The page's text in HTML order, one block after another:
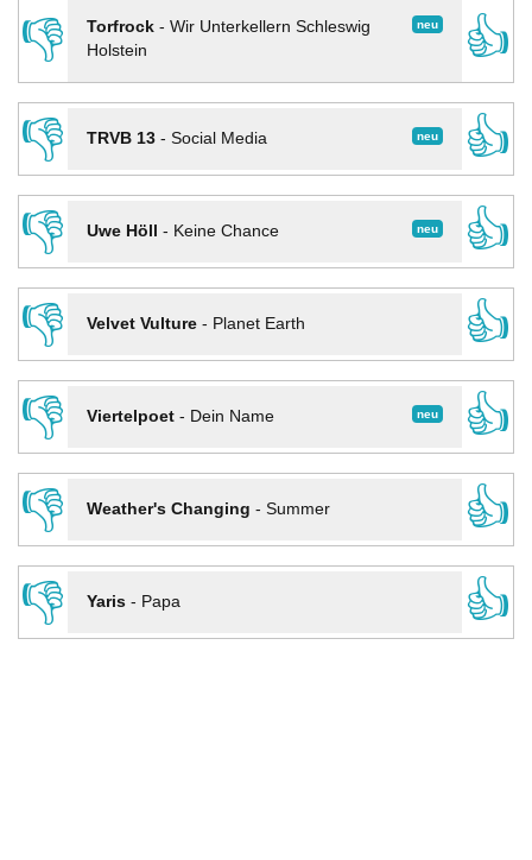
👎
neu
Torfrock- Wir Unterkellern Schleswig
Holstein
👍
👎
neu
TRVB 13- Social Media
👍
👎
neu
Uwe Höll - Keine Chance
👍
👎
Velvet Vulture- Planet Earth
👍
👎
neu
Viertelpoet- Dein Name
👍
👎
Weather's Changing - Summer
👍
👎
Yaris- Papa 👍